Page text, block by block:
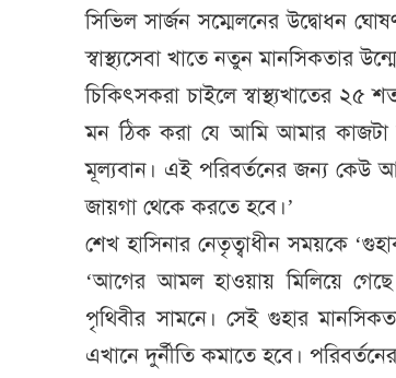
সিভিল সার্জন সম্মেলনের উদ্বোধন
স্বাস্থ্যসেবা খাতে নতুন মানসিকতার
চিকিৎসকরা চাইলে স্বাস্থ্যখাতের
মন ঠিক করা যে আমি আমার
মূল্যবান। এই পরিবর্তনের জন্য কেউ
জায়গা থেকে করতে হবে।’
শেখ হাসিনার নেতৃত্বাধীন সময়কে
‘আগের আমল হাওয়ায় মিলিয়ে
পৃথিবীর সামনে। সেই গুহার
এখানে দুর্নীতি কমাতে হবে।